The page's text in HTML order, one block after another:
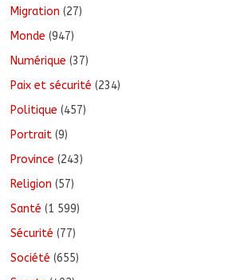
Migration (27)
Monde (947)
Numérique (37)
Paix et sécurité (234)
Politique (457)
Portrait (9)
Province (243)
Religion (57)
Santé (1 599)
Sécurité (77)
Société (655)